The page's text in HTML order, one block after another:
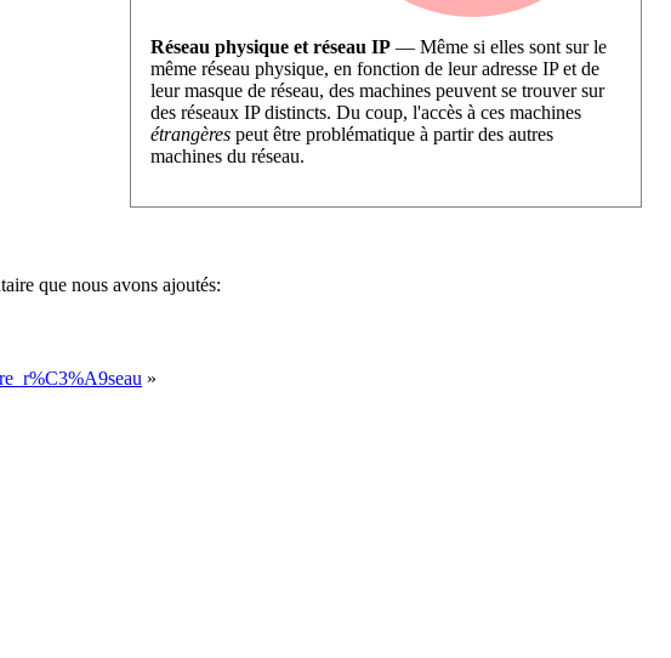
Réseau physique et réseau IP — Même si elles sont sur le
même réseau physique, en fonction de leur adresse IP et de
leur masque de réseau, des machines peuvent se trouver sur
des réseaux IP distincts. Du coup, l'accès à ces machines
étrangères peut être problématique à partir des autres
machines du réseau.
que nous avons ajoutés:
»